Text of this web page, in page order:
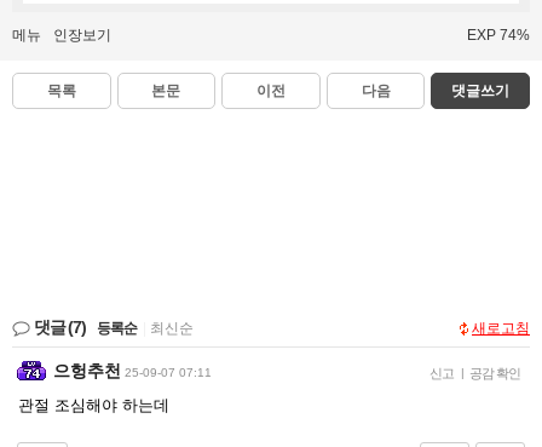
메뉴 인장보기 EXP 74%
목록 본문 이전 다음 댓글쓰기
댓글(7) 등록순 최신순 새로고침
으헝추천 25-09-07 07:11 신고 | 공감 확인
관절 조심해야 하는데